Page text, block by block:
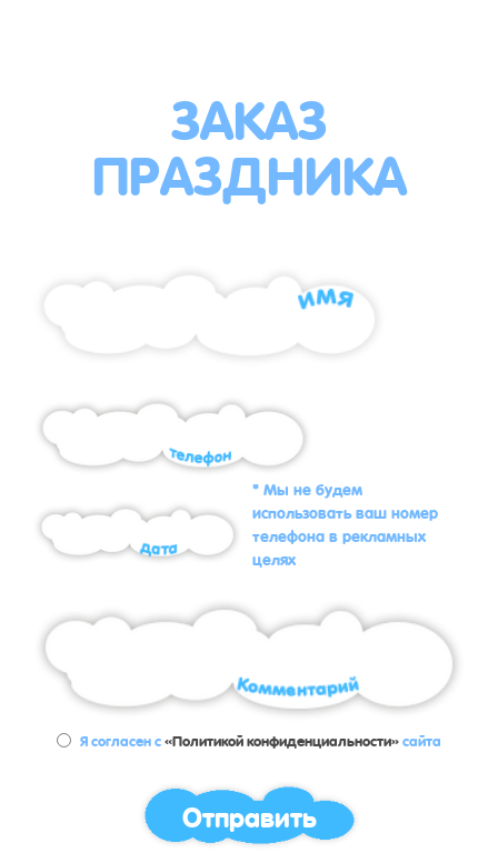
ЗАКАЗ
ПРАЗДНИКА
* Мы не будем
использовать ваш номер
телефона в рекламных
целях
Я согласен с«Политикой конфиденциальности»сайта
Отправить